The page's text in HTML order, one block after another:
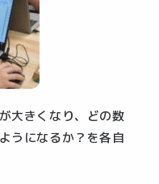
大きくなり、どの数
うになるか？を各自